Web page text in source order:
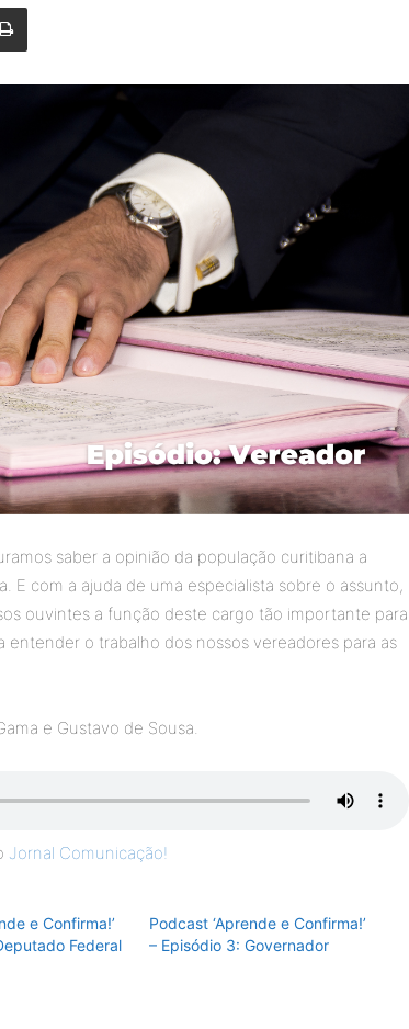
saber a opinião da população curitibana a
com a ajuda de uma especialista sobre o assunto,
ouvintes a função deste cargo tão importante para
o trabalho dos nossos vereadores para as
e Gustavo de Sousa.
Jornal Comunicação!
e Confirma!’
Federal
Podcast ‘Aprende e Confirma!’
– Episódio 3: Governador